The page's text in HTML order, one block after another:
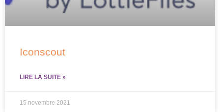
Iconscout
LIRE LA SUITE »
15 novembre 2021